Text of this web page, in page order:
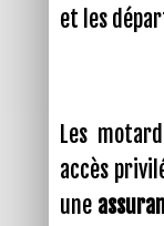
et les
Les
accès
une